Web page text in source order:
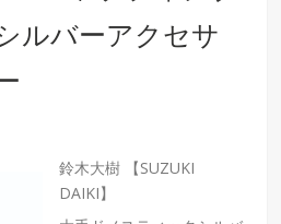
ルバーアクセサ
鈴木大樹 【SUZUKI
DAIKI】